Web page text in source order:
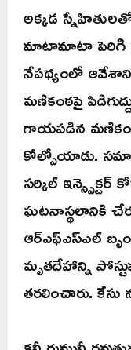
అక్కడ
మాటామాటా పెరిగి
నేపథ్యంలో
మణికంఠపై
గాయపడిన మణికంఠ
కోల్పోయాడు.
సర్కిల్
ఘటనాస్థలానికి
ఆర్ఎఫ్ఎస్ఎల్
మృతదేహాన్ని
తరలించారు. కేసు